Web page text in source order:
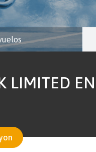
LIMITED